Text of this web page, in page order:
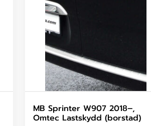
MB Sprinter W907 2018–,
Omtec Lastskydd (borstad)